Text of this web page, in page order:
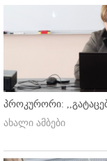
პროკურორი:
ახალი ამბები